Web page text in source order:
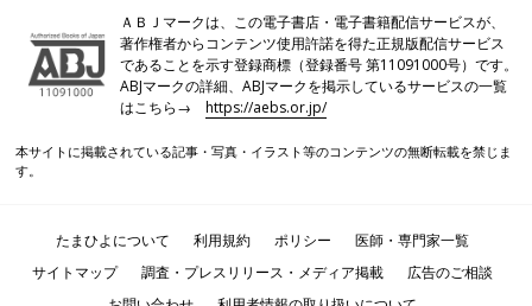
くのを実感できるはず。美容液を塗ってから寝ると翌朝、つるつ
るの肌に、うっとり！ この時期とっても頼もしい美容液です。
ミクロパールでやさしく除去してすべすべ肌に「クララン
ス ジェントル フォーミング クレンザー」
ＡＢＪマークは、この電子書店・電子書籍配信サービスが、
著作権者からコンテンツ使用許諾を得た正規版配信サービス
であることを示す登録商標（登録番号 第11091000号）です。
ABJマークの詳細、ABJマークを掲示しているサービスの一覧
はこちら→https://aebs.or.jp/
本サイトに掲載されている記事・写真・イラスト等のコンテンツの無断転載を禁じま
す。
たまひよについて 利用規約 ポリシー
医師・専門家一覧
サイトマップ
調査・プレスリリース・メディア掲載
広告のご相談